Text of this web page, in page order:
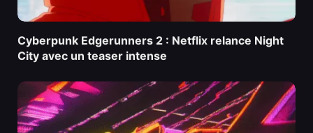
Cyberpunk Edgerunners 2 : Netflix relance Night
City avec un teaser intense